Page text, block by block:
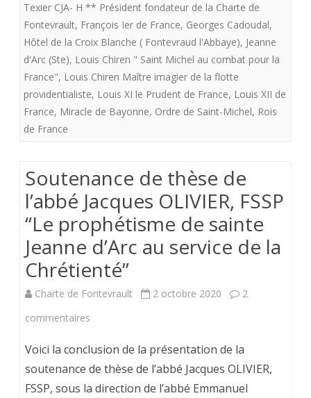
flotte
providentialiste”
offre
aux
royalistes
Michel
au
combat
pour
la
dans
le
Texier CJA- H ** Président fondateur de la Charte de
Fontevrault, François Ier de France, Georges Cadoudal,
Hôtel de la Croix Blanche ( Fontevraud l'Abbaye), Jeanne
d'Arc (Ste), Louis Chiren " Saint Michel au combat pour la
France", Louis Chiren Maître imagier de la flotte
providentialiste, Louis XI le Prudent de France, Louis XII de
France, Miracle de Bayonne, Ordre de Saint-Michel, Rois
de France
Soutenance de thèse de
l’abbé Jacques OLIVIER, FSSP
“Le prophétisme de sainte
Jeanne d’Arc au service de la
Chrétienté”
Charte de Fontevrault 2 octobre 2020
2
commentaires
de
thèse
Voici la conclusion de la présentation de la
soutenance de thèse de l’abbé Jacques OLIVIER,
FSSP, sous la direction de l’abbé Emmanuel